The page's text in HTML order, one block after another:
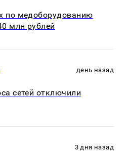
по медоборудованию
млн рублей
день назад
сетей отключили
3 дня назад